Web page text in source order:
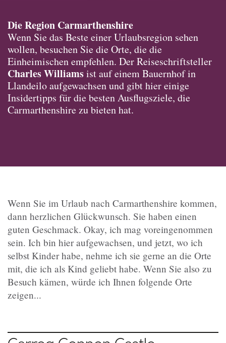
Die Region Carmarthenshire
Wenn Sie das Beste einer Urlaubsregion sehen
wollen, besuchen Sie die Orte, die die
Einheimischen empfehlen. Der Reiseschriftsteller
Charles Williamsist auf einem Bauernhof in
Llandeilo aufgewachsen und gibt hier einige
Insidertipps für die besten Ausflugsziele, die
Carmarthenshire zu bieten hat.
Wenn Sie im Urlaub nach Carmarthenshire kommen,
dann herzlichen Glückwunsch. Sie haben einen
guten Geschmack. Okay, ich mag voreingenommen
sein. Ich bin hier aufgewachsen, und jetzt, wo ich
selbst Kinder habe, nehme ich sie gerne an die Orte
mit, die ich als Kind geliebt habe. Wenn Sie also zu
Besuch kämen, würde ich Ihnen folgende Orte
zeigen...